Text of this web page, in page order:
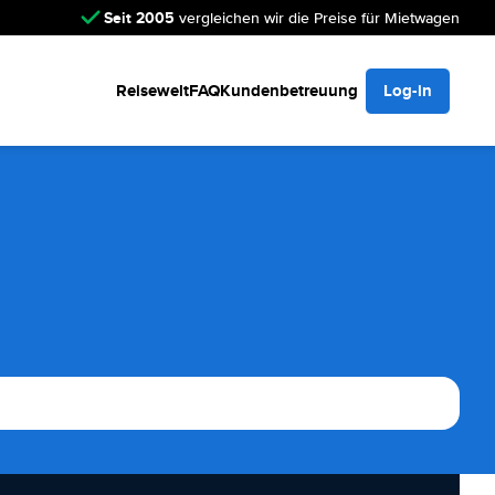
Seit 2005 vergleichen wir die Preise für Mietwagen
ReiseweltFAQKundenbetreuung Log-in